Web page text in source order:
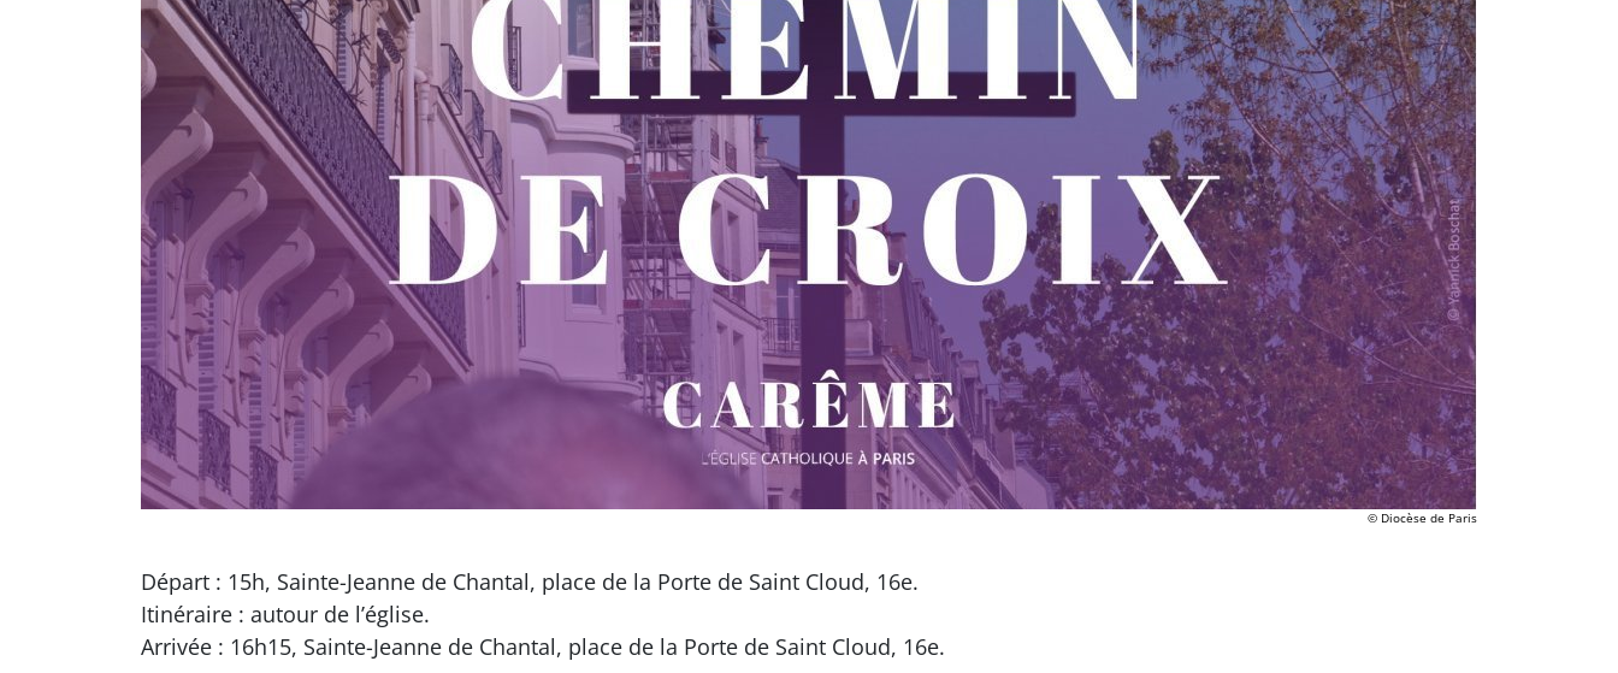
© Diocèse de Paris
Départ : 15h, Sainte-Jeanne de Chantal, place de la Porte de Saint Cloud, 16e.
Itinéraire : autour de l’église.
Arrivée : 16h15, Sainte-Jeanne de Chantal, place de la Porte de Saint Cloud, 16e.